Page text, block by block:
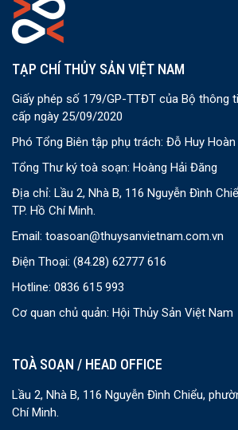
TẠP CHÍ THỦY SẢN VIỆT NAM
Giấy phép số 179/GP-TTĐT của Bộ thông
cấp ngày 25/09/2020
Phó Tổng Biên tập phụ trách: Đỗ Huy Hoàn
Tổng Thư ký toà soạn: Hoàng Hải Đăng
Địa chỉ: Lầu 2, Nhà B, 116 Nguyễn Đình
TP. Hồ Chí Minh.
Email: toasoan@thuysanvietnam.com.vn
Điện Thoại: (84.28) 62777 616
Hotline: 0836 615 993
Cơ quan chủ quản: Hội Thủy Sản Việt Nam
TOÀ SOẠN / HEAD OFFICE
Lầu 2, Nhà B, 116 Nguyễn Đình Chiểu,
Chí Minh.